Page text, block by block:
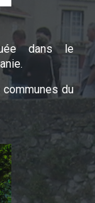
dans le
du